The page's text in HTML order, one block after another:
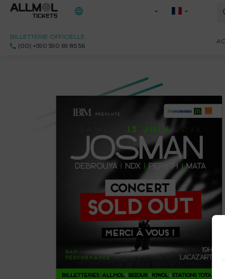
972 - Martinique
Ile-de-France
Saint-Martin
BILLETTERIE OFFICIELLE
(00) +590 590 69 85 56